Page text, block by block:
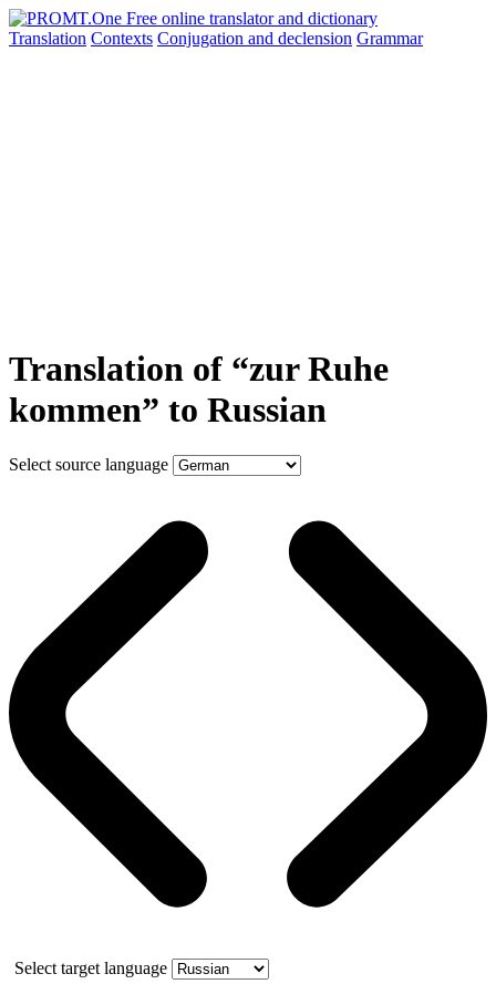
Translation Contexts Conjugation and declension Grammar
Translation of “zur Ruhe
kommen” to Russian
Select source language
Select target language